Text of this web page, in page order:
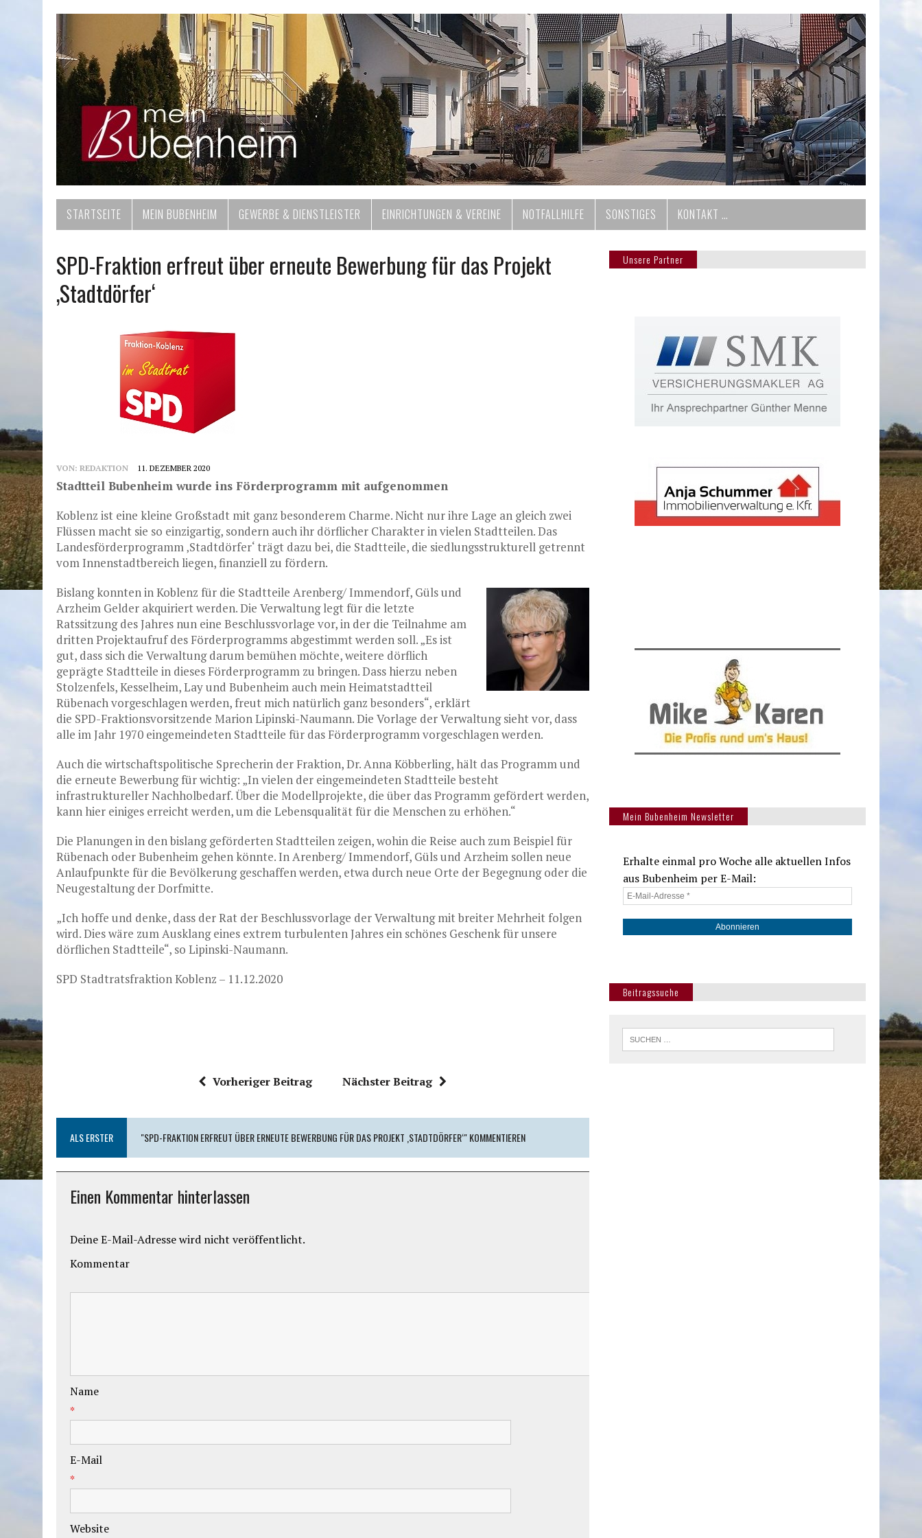
STARTSEITE MEIN BUBENHEIM GEWERBE & DIENSTLEISTER EINRICHTUNGEN & VEREINE NOTFALLHILFE SONSTIGES KONTAKT …
SPD-Fraktion erfreut über erneute Bewerbung für das Projekt
‚Stadtdörfer‘
VON: REDAKTION 11. DEZEMBER 2020
Stadtteil Bubenheim wurde ins Förderprogramm mit aufgenommen
Koblenz ist eine kleine Großstadt mit ganz besonderem Charme. Nicht nur ihre Lage an gleich zwei
Flüssen macht sie so einzigartig, sondern auch ihr dörflicher Charakter in vielen Stadtteilen. Das
Landesförderprogramm ‚Stadtdörfer‘ trägt dazu bei, die Stadtteile, die siedlungsstrukturell getrennt
vom Innenstadtbereich liegen, finanziell zu fördern.
Bislang konnten in Koblenz für die Stadtteile Arenberg/ Immendorf, Güls und
Arzheim Gelder akquiriert werden. Die Verwaltung legt für die letzte
Ratssitzung des Jahres nun eine Beschlussvorlage vor, in der die Teilnahme am
dritten Projektaufruf des Förderprogramms abgestimmt werden soll. „Es ist
gut, dass sich die Verwaltung darum bemühen möchte, weitere dörflich
geprägte Stadtteile in dieses Förderprogramm zu bringen. Dass hierzu neben
Stolzenfels, Kesselheim, Lay und Bubenheim auch mein Heimatstadtteil
Rübenach vorgeschlagen werden, freut mich natürlich ganz besonders“, erklärt
die SPD-Fraktionsvorsitzende Marion Lipinski-Naumann. Die Vorlage der Verwaltung sieht vor, dass
alle im Jahr 1970 eingemeindeten Stadtteile für das Förderprogramm vorgeschlagen werden.
Auch die wirtschaftspolitische Sprecherin der Fraktion, Dr. Anna Köbberling, hält das Programm und
die erneute Bewerbung für wichtig: „In vielen der eingemeindeten Stadtteile besteht
infrastruktureller Nachholbedarf. Über die Modellprojekte, die über das Programm gefördert werden,
kann hier einiges erreicht werden, um die Lebensqualität für die Menschen zu erhöhen.“
Die Planungen in den bislang geförderten Stadtteilen zeigen, wohin die Reise auch zum Beispiel für
Rübenach oder Bubenheim gehen könnte. In Arenberg/ Immendorf, Güls und Arzheim sollen neue
Anlaufpunkte für die Bevölkerung geschaffen werden, etwa durch neue Orte der Begegnung oder die
Neugestaltung der Dorfmitte.
„Ich hoffe und denke, dass der Rat der Beschlussvorlage der Verwaltung mit breiter Mehrheit folgen
wird. Dies wäre zum Ausklang eines extrem turbulenten Jahres ein schönes Geschenk für unsere
dörflichen Stadtteile“, so Lipinski-Naumann.
SPD Stadtratsfraktion Koblenz – 11.12.2020
Vorheriger Beitrag Nächster Beitrag
ALS ERSTER "SPD-FRAKTION ERFREUT ÜBER ERNEUTE BEWERBUNG FÜR DAS PROJEKT ‚STADTDÖRFER‘" KOMMENTIEREN
Einen Kommentar hinterlassen
Deine E-Mail-Adresse wird nicht veröffentlicht.
Kommentar
Name
*
E-Mail
*
Website
Unsere Partner
Mein Bubenheim Newsletter
Erhalte einmal pro Woche alle aktuellen Infos
aus Bubenheim per E-Mail:
Beitragssuche